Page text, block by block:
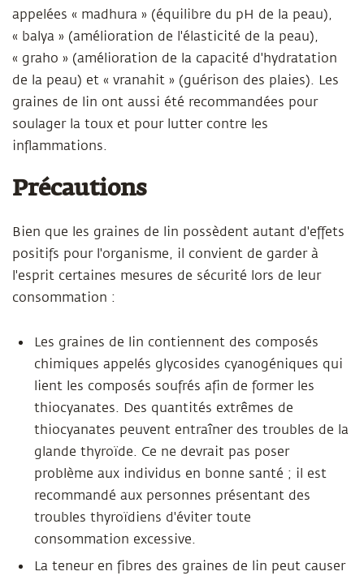
appelées « madhura » (équilibre du pH de la peau),
« balya » (amélioration de l'élasticité de la peau),
« graho » (amélioration de la capacité d'hydratation
de la peau) et « vranahit » (guérison des plaies). Les
graines de lin ont aussi été recommandées pour
soulager la toux et pour lutter contre les
inflammations.
Précautions
Bien que les graines de lin possèdent autant d'effets
positifs pour l'organisme, il convient de garder à
l'esprit certaines mesures de sécurité lors de leur
consommation :
Les graines de lin contiennent des composés
chimiques appelés glycosides cyanogéniques qui
lient les composés soufrés afin de former les
thiocyanates. Des quantités extrêmes de
thiocyanates peuvent entraîner des troubles de la
glande thyroïde. Ce ne devrait pas poser
problème aux individus en bonne santé ; il est
recommandé aux personnes présentant des
troubles thyroïdiens d'éviter toute
consommation excessive.
La teneur en fibres des graines de lin peut causer